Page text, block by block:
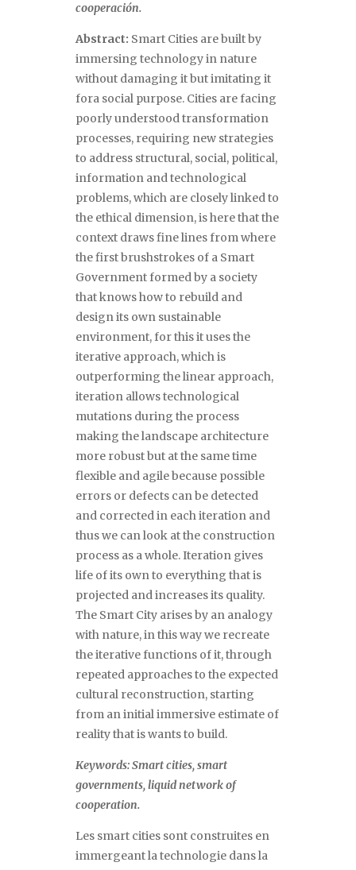
cooperación.
Abstract: Smart Cities are built by
immersing technology in nature
without damaging it but imitating it
fora social purpose. Cities are facing
poorly understood transformation
processes, requiring new strategies
to address structural, social, political,
information and technological
problems, which are closely linked to
the ethical dimension, is here that the
context draws fine lines from where
the first brushstrokes of a Smart
Government formed by a society
that knows how to rebuild and
design its own sustainable
environment, for this it uses the
iterative approach, which is
outperforming the linear approach,
iteration allows technological
mutations during the process
making the landscape architecture
more robust but at the same time
flexible and agile because possible
errors or defects can be detected
and corrected in each iteration and
thus we can look at the construction
process as a whole. Iteration gives
life of its own to everything that is
projected and increases its quality.
The Smart City arises by an analogy
with nature, in this way we recreate
the iterative functions of it, through
repeated approaches to the expected
cultural reconstruction, starting
from an initial immersive estimate of
reality that is wants to build.
Keywords: Smart cities, smart
governments, liquid network of
cooperation.
Les smart cities sont construites en
immergeant la technologie dans la